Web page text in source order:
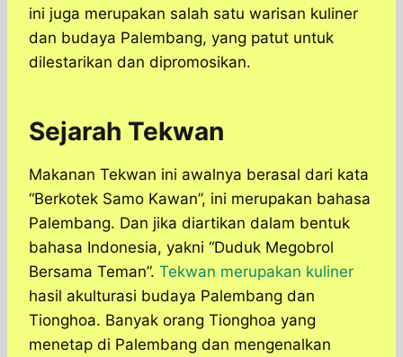
ini juga merupakan salah satu warisan kuliner
dan budaya Palembang, yang patut untuk
dilestarikan dan dipromosikan.
Sejarah Tekwan
Makanan Tekwan ini awalnya berasal dari kata
“Berkotek Samo Kawan”, ini merupakan bahasa
Palembang. Dan jika diartikan dalam bentuk
bahasa Indonesia, yakni “Duduk Megobrol
Bersama Teman”. Tekwan merupakan kuliner
hasil akulturasi budaya Palembang dan
Tionghoa. Banyak orang Tionghoa yang
menetap di Palembang dan mengenalkan